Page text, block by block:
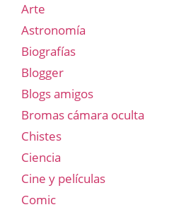
Arte
Astronomía
Biografías
Blogger
Blogs amigos
Bromas cámara oculta
Chistes
Ciencia
Cine y películas
Comic